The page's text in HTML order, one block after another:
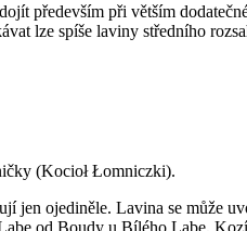
především při větším
lze spíše laviny středního
(Kocioł Łomniczki).
jen ojediněle. Lavina se může